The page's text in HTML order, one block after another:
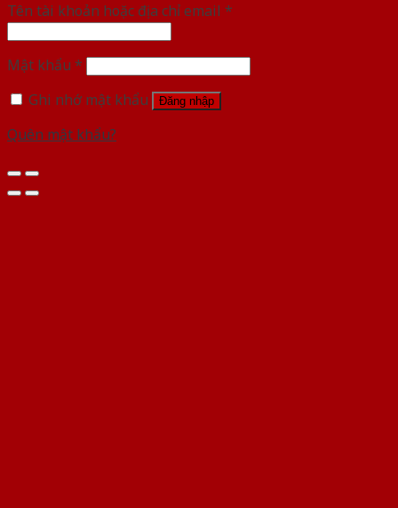
Tên tài khoản hoặc địa chỉ email *
Mật khẩu *
Ghi nhớ mật khẩu
Đăng nhập
Quên mật khẩu?